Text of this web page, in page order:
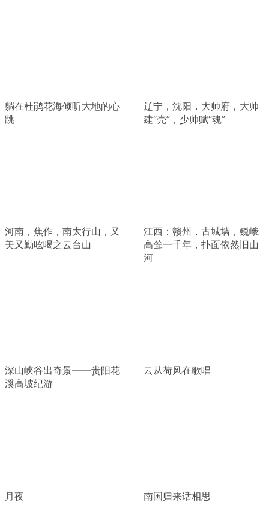
躺在杜鹃花海倾听大地的心
跳
辽宁，沈阳，大帅府，大帅
建“壳”，少帅赋“魂”
河南，焦作，南太行山，又
美又勤吆喝之云台山
江西：赣州，古城墙，巍峨
高耸一千年，扑面依然旧山
河
深山峡谷出奇景——贵阳花
溪高坡纪游
云从荷风在歌唱
月夜 南国归来话相思